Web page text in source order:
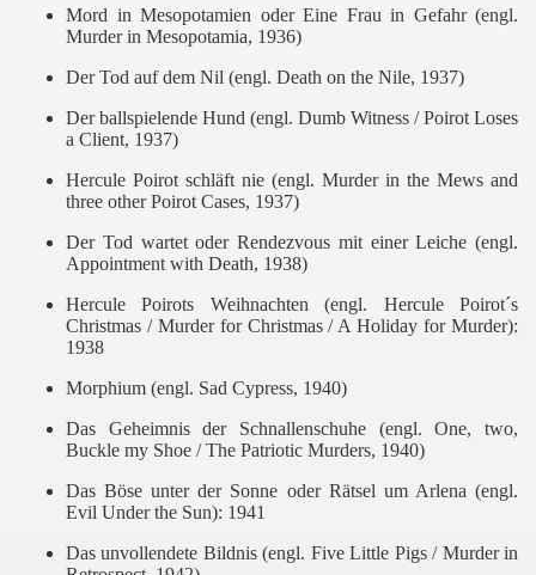
Mord in Mesopotamien oder Eine Frau in Gefahr (engl.
Murder in Mesopotamia, 1936)
Der Tod auf dem Nil (engl. Death on the Nile, 1937)
Der ballspielende Hund (engl. Dumb Witness / Poirot Loses
a Client, 1937)
Hercule Poirot schläft nie (engl. Murder in the Mews and
three other Poirot Cases, 1937)
Der Tod wartet oder Rendezvous mit einer Leiche (engl.
Appointment with Death, 1938)
Hercule Poirots Weihnachten (engl. Hercule Poirot´s
Christmas / Murder for Christmas / A Holiday for Murder):
1938
Morphium (engl. Sad Cypress, 1940)
Das Geheimnis der Schnallenschuhe (engl. One, two,
Buckle my Shoe / The Patriotic Murders, 1940)
Das Böse unter der Sonne oder Rätsel um Arlena (engl.
Evil Under the Sun): 1941
Das unvollendete Bildnis (engl. Five Little Pigs / Murder in